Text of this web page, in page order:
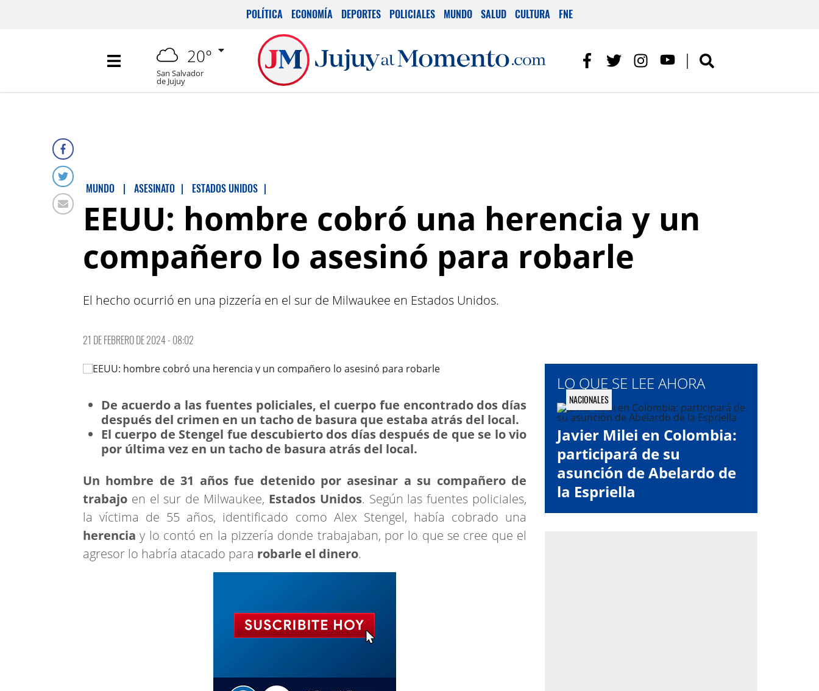
POLÍTICA ECONOMÍA DEPORTES POLICIALES MUNDO SALUD CULTURA FNE
20°
San Salvador
de Jujuy
MUNDO | ASESINATO | ESTADOS UNIDOS |
EEUU: hombre cobró una herencia y un
compañero lo asesinó para robarle
El hecho ocurrió en una pizzería en el sur de Milwaukee en Estados Unidos.
21 DE FEBRERO DE 2024 - 08:02
De acuerdo a las fuentes policiales, el cuerpo fue encontrado dos días
después del crimen en un tacho de basura que estaba atrás del local.
El cuerpo de Stengel fue descubierto dos días después de que se lo vio
por última vez en un tacho de basura atrás del local.
Un hombre de 31 años fue detenido por asesinar a su compañero de
trabajo en el sur de Milwaukee, Estados Unidos. Según las fuentes policiales,
la víctima de 55 años, identificado como Alex Stengel, había cobrado una
herencia y lo contó en la pizzería donde trabajaban, por lo que se cree que el
agresor lo habría atacado para robarle el dinero.
LO QUE SE LEE AHORA
NACIONALES
Javier Milei en Colombia:
participará de su
asunción de Abelardo de
la Espriella